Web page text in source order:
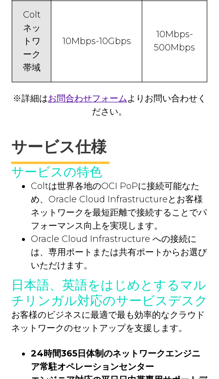
Colt
ネッ
トワ
ーク
帯域
10Mbps-10Gbps
10Mbps-
500Mbps
※詳細はお問合わせフォームよりお問い合わせく
ださい。
サービス仕様
サービスの特色
Coltは世界各地のOCI PoPに接続可能なた
め、Oracle Cloud Infrastructureとお客様
ネットワークを最短距離で接続することでパ
フォーマンス向上を実現します。
Oracle Cloud Infrastructure への接続に
は、専用ポートまたは共有ポートからお選び
いただけます。
日本語、英語をはじめとするマル
チリンガル対応のサービスデスク
お客様のビジネスに最適で最も効率的なクラウド
ネットワークのセットアップを支援します。
24時間365日体制のネットワークエンジニ
ア常駐オペレーションセンター